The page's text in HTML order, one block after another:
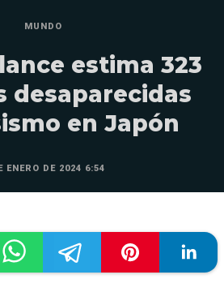
MUNDO
estima 323
desaparecidas
en Japón
ENERO DE 2024 6:54